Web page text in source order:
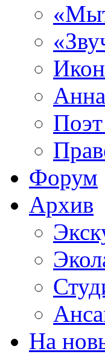
Форум
Архив
На